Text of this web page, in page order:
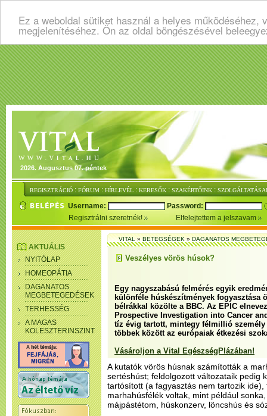
Ez a weboldal sütiket használ a helyes
megjelenítéséhez. Ön az oldal böngészésével
2026. Augusztus 07. péntek
REGISZTRÁCIÓ : FÓRUM : HÍRLEVÉL : KERESŐK : SZAKÉRTŐINK :
Username:
Password:
Regisztrálni szeretnék!
Elfelejtettem a jelszavam
AKTUÁLIS
NYITÓLAP
HOMEOPÁTIA
DAGANATOS
MEGBETEGEDÉSEK
TERHESSÉG
A MAGAS
KOLESZTERINSZINT
VITAL»BETEGSÉGEK»DAGANATOS
Veszélyes vörös húsok?
Egy nagyszabású felmérés egyik
különféle húskészítmények fogyasztása
bélrákkal közölte a BBC. Az EPIC
Prospective Investigation into Cancer
tíz évig tartott, mintegy félmillió személy
többek között az európaiak étkezési
Vásároljon a Vital EgészségPlázában!
A kutatók vörös húsnak számították a
sertéshúst; feldolgozott változataik pedig
tartósított (a fagyasztás nem tartozik ide),
marhahúsfélék voltak, mint például
májpástétom, húskonzerv, löncshús és